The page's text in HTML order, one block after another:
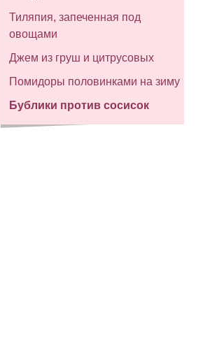
Тиляпия, запеченная под
овощами
Джем из груш и цитрусовых
Помидоры половинками на зиму
Бублики против сосисок